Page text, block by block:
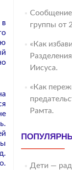
в
Сообщение
группы от
«Как
Иисуса.
«Как
Рамта.
Дети —